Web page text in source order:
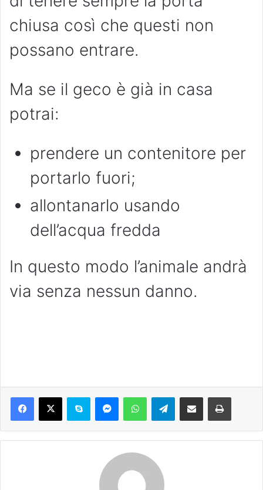
chiusa così che questi non
possano entrare.
Ma se il geco è già in casa
potrai:
prendere un contenitore per
portarlo fuori;
allontanarlo usando
dell’acqua fredda
In questo modo l’animale andrà
via senza nessun danno.